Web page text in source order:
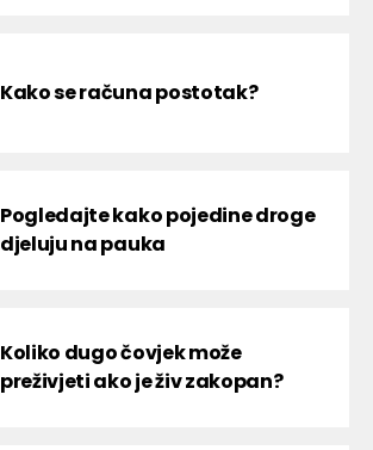
Kako se računa postotak?
Pogledajte kako pojedine droge
djeluju na pauka
Koliko dugo čovjek može
preživjeti ako je živ zakopan?